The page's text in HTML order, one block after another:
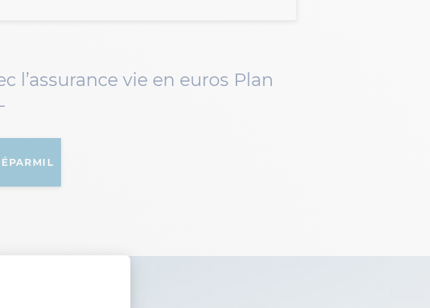
l’assurance vie en euros Plan